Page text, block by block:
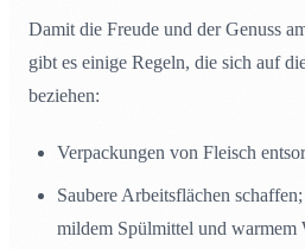
Damit die Freude und der Genuss
gibt es einige Regeln, die sich auf
beziehen:
Verpackungen von Fleisch
Saubere Arbeitsflächen
mildem Spülmittel und warmem